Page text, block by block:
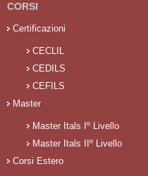
CORSI
Certificazioni
CECLIL
CEDILS
CEFILS
Master
Master Itals Iº Livello
Master Itals IIº Livello
Corsi Estero